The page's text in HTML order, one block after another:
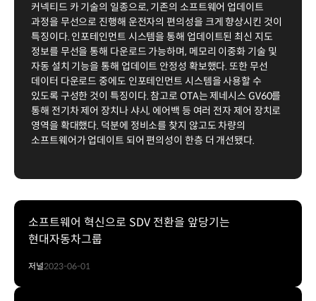
커넥티드 카 기술의 일종으로, 기존의 소프트웨어 업데이트
과정을 무선으로 진행해 운전자의 편의성을 크게 향상시킨 것이
특징이다. 인포테인먼트 시스템을 통해 업데이트된 최신 지도
정보를 무선을 통해 다운로드 가능하며, 메모리 이중화 기술 및
자동 설치 기능을 통해 업데이트 안정성 확보했다. 또한 무선
데이터 다운로드 중에도 인포테인먼트 시스템을 사용할 수
있도록 구성한 것이 특징이다. 참고로 OTA는 제네시스 GV60를
통해 전기차 제어 장치나 샤시, 에어백 등 여러 전자 제어 장치로
영역을 확대했다. 덕분에 정비소를 찾지 않고도 차량의
소프트웨어가 업데이트 되어 편의성이 한층 더 개선됐다.
소프트웨어 혁신으로 SDV 전환을 앞당기는
현대자동차그룹
저널2023-06-01